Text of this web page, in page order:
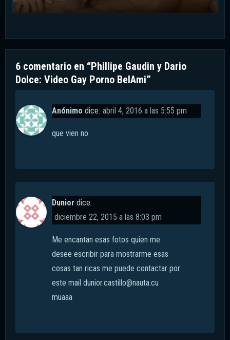
6 comentario en “Phillipe Gaudin y Dario
Dolce: Video Gay Porno BelAmi”
Anónimo dice: abril 4, 2016 a las 5:55 pm
que vien no
Dunior dice:
diciembre 22, 2015 a las 8:03 pm
Me encantan esas fotos quien me
desee escribir para mostrarme esas
cosas tan ricas me puede contactar por
este maildunior.castillo@nauta.cu
muaaa